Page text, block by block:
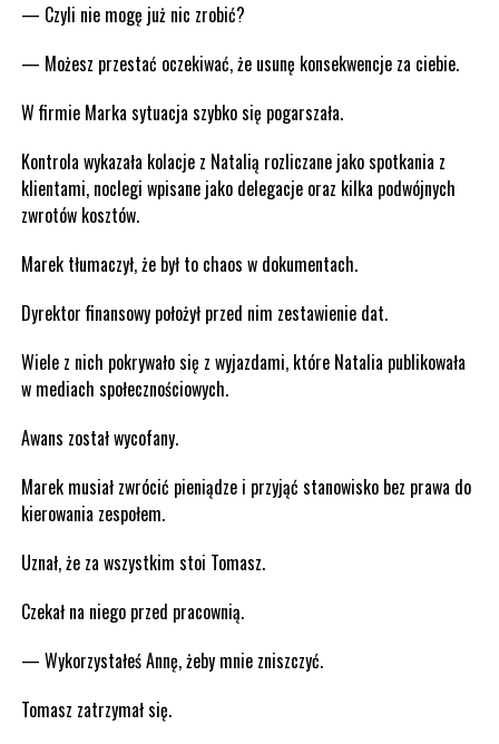
— Czyli nie mogę już nic zrobić?
— Możesz przestać oczekiwać, że usunę konsekwencje za ciebie.
W firmie Marka sytuacja szybko się pogarszała.
Kontrola wykazała kolacje z Natalią rozliczane jako spotkania z
klientami, noclegi wpisane jako delegacje oraz kilka podwójnych
zwrotów kosztów.
Marek tłumaczył, że był to chaos w dokumentach.
Dyrektor finansowy położył przed nim zestawienie dat.
Wiele z nich pokrywało się z wyjazdami, które Natalia publikowała
w mediach społecznościowych.
Awans został wycofany.
Marek musiał zwrócić pieniądze i przyjąć stanowisko bez prawa do
kierowania zespołem.
Uznał, że za wszystkim stoi Tomasz.
Czekał na niego przed pracownią.
— Wykorzystałeś Annę, żeby mnie zniszczyć.
Tomasz zatrzymał się.